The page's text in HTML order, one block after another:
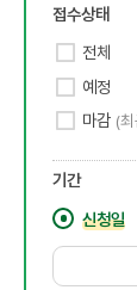
접수상태
전체
예정
마감 (
기간
신청일